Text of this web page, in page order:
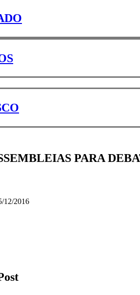
PARA
12/2016